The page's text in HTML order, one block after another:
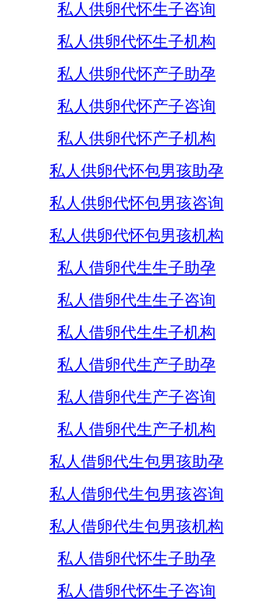
私人供卵代怀生子咨询
私人供卵代怀生子机构
私人供卵代怀产子助孕
私人供卵代怀产子咨询
私人供卵代怀产子机构
私人供卵代怀包男孩助孕
私人供卵代怀包男孩咨询
私人供卵代怀包男孩机构
私人借卵代生生子助孕
私人借卵代生生子咨询
私人借卵代生生子机构
私人借卵代生产子助孕
私人借卵代生产子咨询
私人借卵代生产子机构
私人借卵代生包男孩助孕
私人借卵代生包男孩咨询
私人借卵代生包男孩机构
私人借卵代怀生子助孕
私人借卵代怀生子咨询